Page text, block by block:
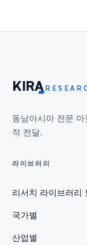
KIRA
동남아시아 전문
적 전달.
라이브러리
리서치 라이브러리
국가별
산업별